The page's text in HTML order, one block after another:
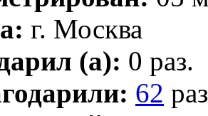
г. Москва
(а): 0 раз.
62